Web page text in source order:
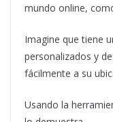
mundo online,
Imagine que tiene
personalizados y
fácilmente a su
Usando la